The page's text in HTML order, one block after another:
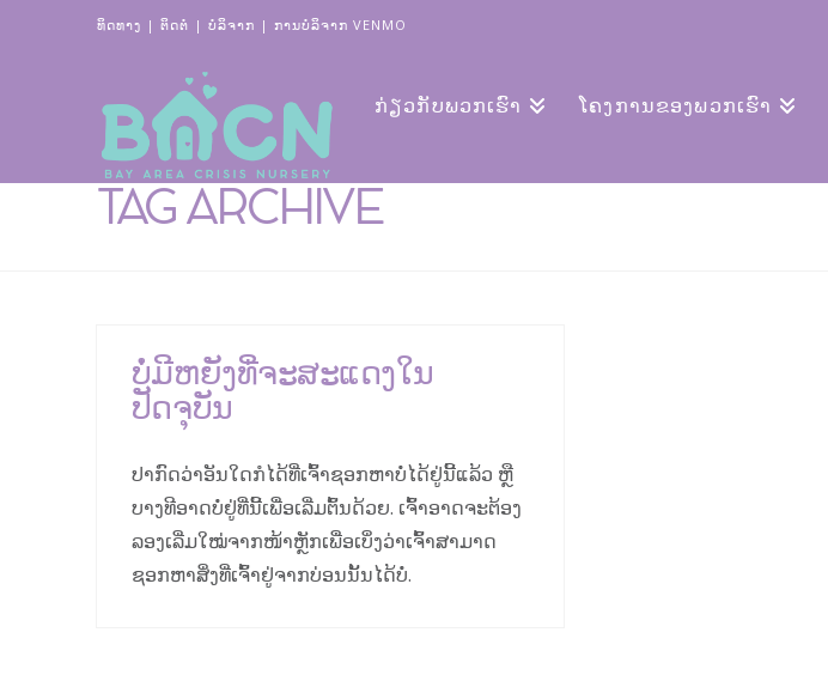
ທິດທາງ | ຕິດຕໍ່ | ບໍ​ລິ​ຈາກ | ການບໍລິຈາກ VENMO
ກ່ຽວ​ກັບ​ພວກ​ເຮົາ ໂຄງການຂອງພວກເຮົາ
TAG ARCHIVE
ບໍ່ມີຫຍັງທີ່ຈະສະແດງໃນ
ປັດຈຸບັນ
ປາກົດວ່າອັນໃດກໍໄດ້ທີ່ເຈົ້າຊອກຫາບໍ່ໄດ້ຢູ່ນີ້ແລ້ວ ຫຼື
ບາງທີອາດບໍ່ຢູ່ທີ່ນີ້ເພື່ອເລີ່ມຕົ້ນດ້ວຍ. ເຈົ້າອາດຈະຕ້ອງ
ລອງເລີ່ມໃໝ່ຈາກໜ້າຫຼັກເພື່ອເບິ່ງວ່າເຈົ້າສາມາດ
ຊອກຫາສິ່ງທີ່ເຈົ້າຢູ່ຈາກບ່ອນນັ້ນໄດ້ບໍ່.